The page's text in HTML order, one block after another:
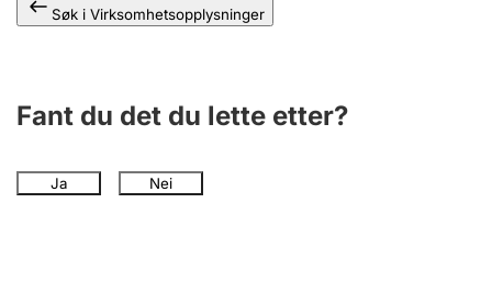
Offentlig sektor
Andre tema
Søk i Virksomhetsopplysninger
Fant du det du lette etter?
Ja Nei